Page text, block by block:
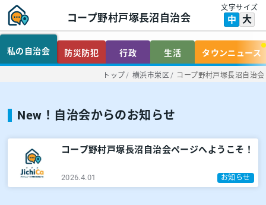
コープ野村戸塚長沼自治会
文字サイズ
中 大
私の自治会 防災防犯 行政 生活 タウンニュース
トップ / 横浜市栄区 / コープ野村戸塚長沼自治会
New！自治会からのお知らせ
コープ野村戸塚長沼自治会ページへようこそ！
2026.4.01 お知らせ